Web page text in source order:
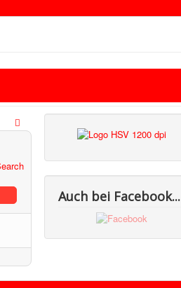
Auch bei Facebook...